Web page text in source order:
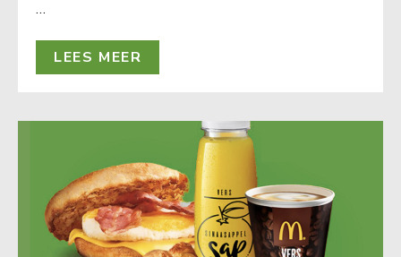
…
LEES MEER